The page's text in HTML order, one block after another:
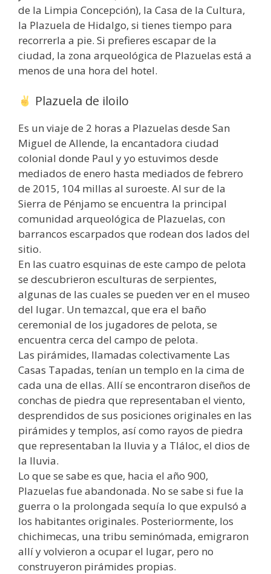
de la Limpia Concepción), la Casa de la Cultura,
la Plazuela de Hidalgo, si tienes tiempo para
recorrerla a pie. Si prefieres escapar de la
ciudad, la zona arqueológica de Plazuelas está a
menos de una hora del hotel.
Plazuela de iloilo
Es un viaje de 2 horas a Plazuelas desde San
Miguel de Allende, la encantadora ciudad
colonial donde Paul y yo estuvimos desde
mediados de enero hasta mediados de febrero
de 2015, 104 millas al suroeste. Al sur de la
Sierra de Pénjamo se encuentra la principal
comunidad arqueológica de Plazuelas, con
barrancos escarpados que rodean dos lados del
sitio.
En las cuatro esquinas de este campo de pelota
se descubrieron esculturas de serpientes,
algunas de las cuales se pueden ver en el museo
del lugar. Un temazcal, que era el baño
ceremonial de los jugadores de pelota, se
encuentra cerca del campo de pelota.
Las pirámides, llamadas colectivamente Las
Casas Tapadas, tenían un templo en la cima de
cada una de ellas. Allí se encontraron diseños de
conchas de piedra que representaban el viento,
desprendidos de sus posiciones originales en las
pirámides y templos, así como rayos de piedra
que representaban la lluvia y a Tláloc, el dios de
la lluvia.
Lo que se sabe es que, hacia el año 900,
Plazuelas fue abandonada. No se sabe si fue la
guerra o la prolongada sequía lo que expulsó a
los habitantes originales. Posteriormente, los
chichimecas, una tribu seminómada, emigraron
allí y volvieron a ocupar el lugar, pero no
construyeron pirámides propias.